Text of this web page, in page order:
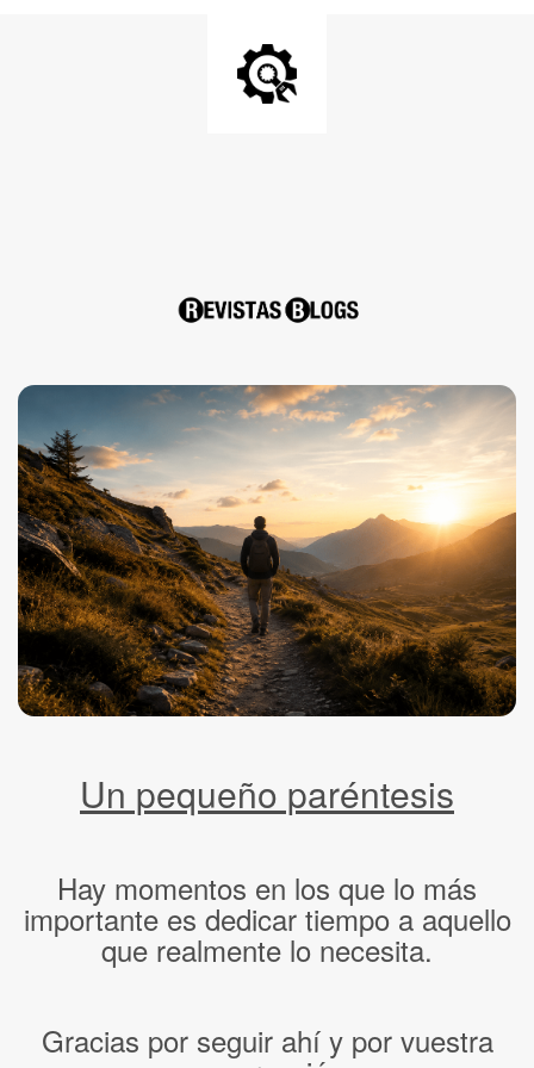
Un pequeño paréntesis
Hay momentos en los que lo más
importante es dedicar tiempo a aquello
que realmente lo necesita.
Gracias por seguir ahí y por vuestra